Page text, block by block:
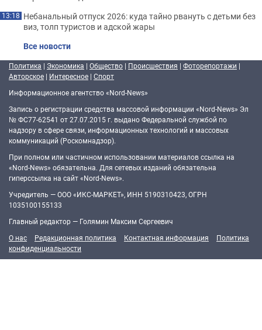
13:18 Небанальный отпуск 2026: куда тайно рвануть с детьми без
виз, толп туристов и адской жары
Все новости
Политика | Экономика | Общество | Происшествия | Фоторепортажи |
Авторское | Интересное | Спорт
Информационное агентство «Nord-News»
Запись о регистрации средства массовой информации «Nord-News» Эл
№ ФС77-62541 от 27.07.2015 г. выдано Федеральной службой по
надзору в сфере связи, информационных технологий и массовых
коммуникаций (Роскомнадзор).
При полном или частичном использовании материалов ссылка на
«Nord-News» обязательна. Для сетевых изданий обязательна
гиперссылка на сайт «Nord-News».
Учредитель — ООО «ИКС-МАРКЕТ», ИНН 5190310423, ОГРН
1035100155133
Главный редактор — Голямин Максим Сергеевич
О нас
Редакционная политика Контактная информация
Политика
конфиденциальности